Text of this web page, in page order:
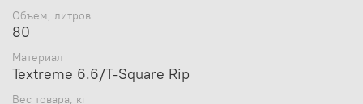
Боковые стяжки
3D-вход в основное отделение
Карман в крышке рюзака
Съемная регулируемая крышка рюкзака
Просторные боковые карманы
Объем, литров
80
Материал
Textreme 6.6/T-Square Rip
Вес товара, кг